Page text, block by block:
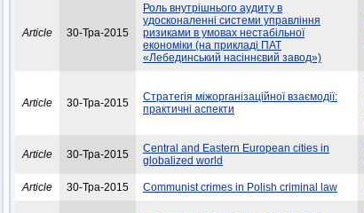
Article 30-Тра-2015
Роль внутрішнього аудиту в
удосконаленні системи управління
ризиками в умовах нестабільної
економіки (на прикладі ПАТ
«Лебединський насіннєвий завод»)
Article 30-Тра-2015
Стратегія міжорганізаційної взаємодії:
практичні аспекти
Article 30-Тра-2015
Central and Eastern European cities in
globalized world
Article 30-Тра-2015 Communist crimes in Polish criminal law